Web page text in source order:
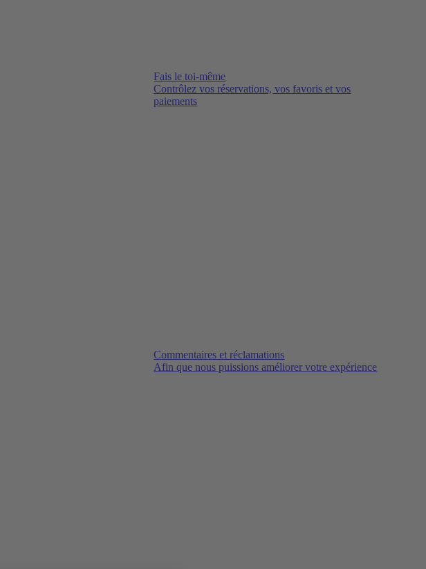
Fais le toi-même
Contrôlez vos réservations, vos favoris et vos
paiements
Commentaires et réclamations
Afin que nous puissions améliorer votre expérience